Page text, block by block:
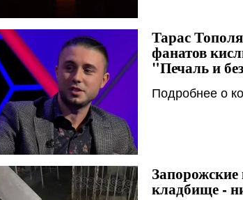
Тарас
фанатов
"Печаль и
Подробнее о
кладбище -